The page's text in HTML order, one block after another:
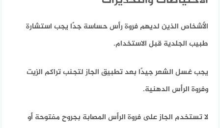
الأشخاص الذين لديهم فروة رأس حساسة جدًا يجب استشارة
طبيب الجلدية قبل الاستخدام.
يجب غسل الشعر جيدًا بعد تطبيق الجاز لتجنب تراكم الزيت
وفروة الرأس الدهنية.
لا تستخدم الجاز على فروة الرأس المصابة بجروح مفتوحة أو